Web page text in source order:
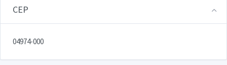
CEP
04974-000